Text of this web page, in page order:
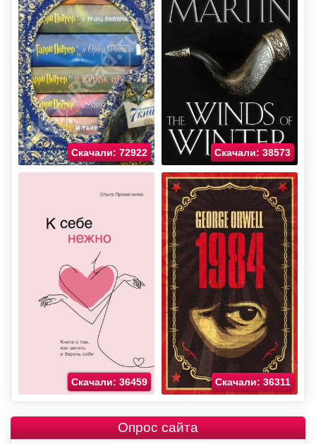
Скачали: 72922 Скачали: 38573
Скачали: 36459 Скачали: 36311
Опрос сайта